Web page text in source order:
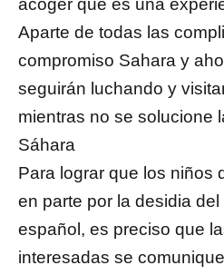
acoger que es una
Aparte de todas las
compromiso Sahara y
seguirán luchando y
mientras no se solucione
Sáhara
Para lograr que los niños
en parte por la desidia
español, es preciso que
interesadas se